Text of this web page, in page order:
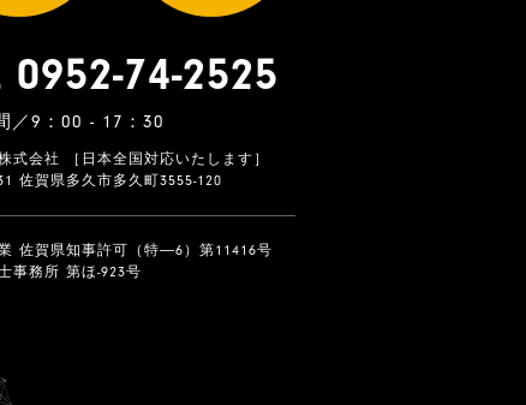
0952-74-2525
／9：00 - 17：30
式会社 ［日本全国対応いたします］
佐賀県多久市多久町3555-120
佐賀県知事許可（特―6）第11416号
事務所 第ほ-923号